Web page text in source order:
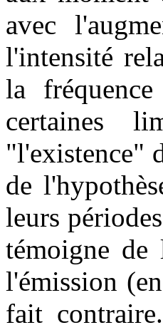
avec
l'intensité
la
certaines
"l'existence"
de
leurs
témoigne de
l'émission
fait